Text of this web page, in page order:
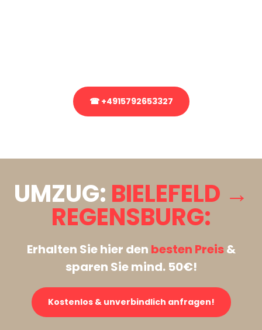
☎ +4915792653327
UMZUG: BIELEFELD →
REGENSBURG:
Erhalten Sie hier den besten Preis&
sparen Sie mind. 50€!
Kostenlos & unverbindlich anfragen!